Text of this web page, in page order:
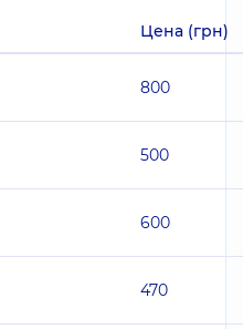
Цена (грн)
800
500
600
470